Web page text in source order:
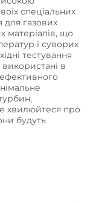
спеціальних
для газових
матеріалів, що
і суворих
тестування
в
хвилюйтеся про
будуть